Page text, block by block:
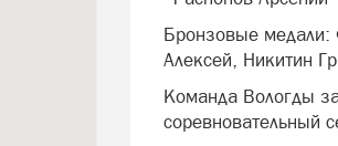
Бронзовые
Алексей, Никитин
Команда Вологды
соревновательный